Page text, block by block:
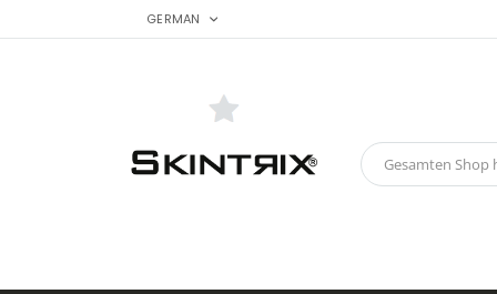
Zum
Inhalt
SPRACHE
GERMAN
Search